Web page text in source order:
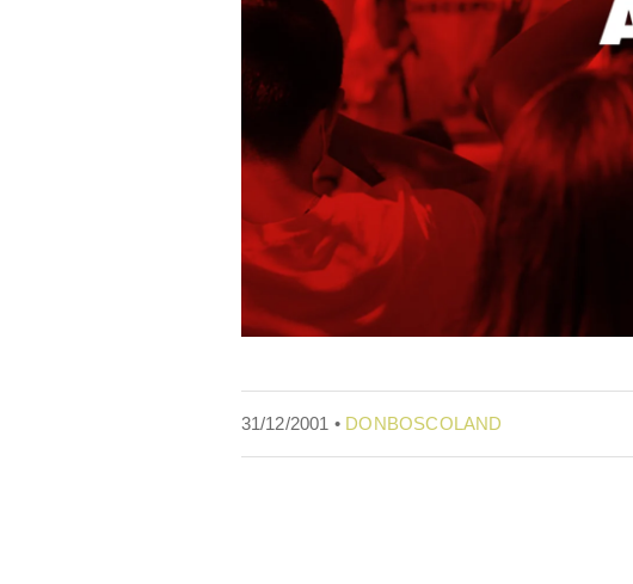
31/12/2001 • DONBOSCOLAND